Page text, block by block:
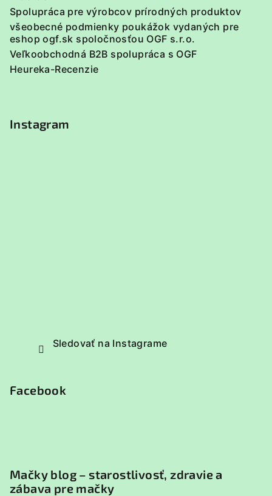
Spolupráca pre výrobcov prírodných produktov
všeobecné podmienky poukážok vydaných pre
eshop ogf.sk spoločnosťou OGF s.r.o.
Veľkoobchodná B2B spolupráca s OGF
Heureka-Recenzie
Instagram
Sledovať na Instagrame
Facebook
Mačky blog – starostlivosť, zdravie a
zábava pre mačky